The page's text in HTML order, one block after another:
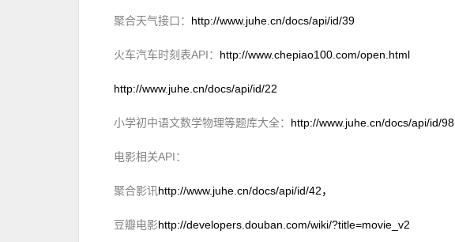
聚合天气接口： http://www.juhe.cn/docs/api/id/39
火车汽车时刻表API： http://www.chepiao100.com/open.html
http://www.juhe.cn/docs/api/id/22
小学初中语文数学物理等题库大全： http://www.juhe.cn/docs/api/id/98
电影相关API：
聚合影讯 http://www.juhe.cn/docs/api/id/42，
豆瓣电影http://developers.douban.com/wiki/?title=movie_v2